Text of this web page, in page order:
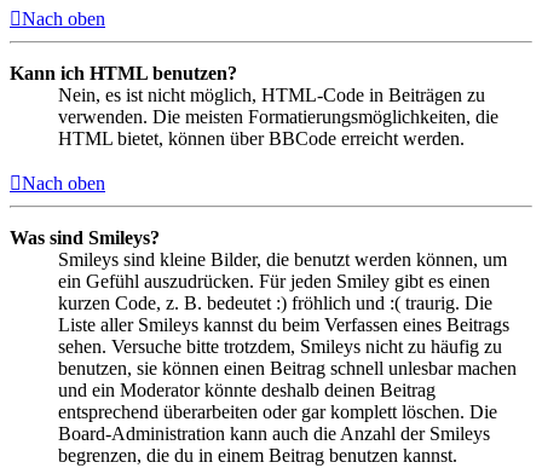
Nach oben
Kann ich HTML benutzen?
Nein, es ist nicht möglich, HTML-Code in Beiträgen zu
verwenden. Die meisten Formatierungsmöglichkeiten, die
HTML bietet, können über BBCode erreicht werden.
Nach oben
Was sind Smileys?
Smileys sind kleine Bilder, die benutzt werden können, um
ein Gefühl auszudrücken. Für jeden Smiley gibt es einen
kurzen Code, z. B. bedeutet :) fröhlich und :( traurig. Die
Liste aller Smileys kannst du beim Verfassen eines Beitrags
sehen. Versuche bitte trotzdem, Smileys nicht zu häufig zu
benutzen, sie können einen Beitrag schnell unlesbar machen
und ein Moderator könnte deshalb deinen Beitrag
entsprechend überarbeiten oder gar komplett löschen. Die
Board-Administration kann auch die Anzahl der Smileys
begrenzen, die du in einem Beitrag benutzen kannst.